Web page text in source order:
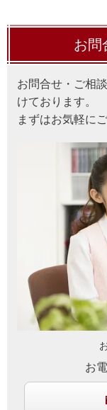
お問
お問合せ・ご相
けております。
まずはお気軽に
お